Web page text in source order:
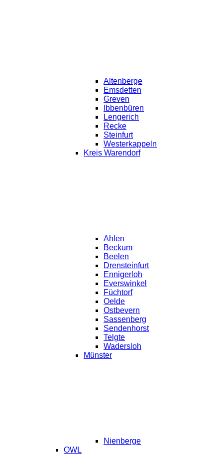
Altenberge
Emsdetten
Greven
Ibbenbüren
Lengerich
Recke
Steinfurt
Westerkappeln
Kreis Warendorf
Ahlen
Beckum
Beelen
Drensteinfurt
Ennigerloh
Everswinkel
Füchtorf
Oelde
Ostbevern
Sassenberg
Sendenhorst
Telgte
Wadersloh
Münster
Nienberge
OWL